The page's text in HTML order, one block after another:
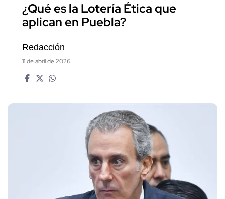
¿Qué es la Lotería Ética que
aplican en Puebla?
Redacción
11 de abril de 2026